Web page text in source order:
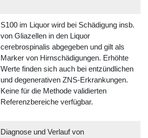
S100 im Liquor wird bei Schädigung insb.
von Gliazellen in den Liquor
cerebrospinalis abgegeben und gilt als
Marker von Hirnschädigungen. Erhöhte
Werte finden sich auch bei entzündlichen
und degenerativen ZNS-Erkrankungen.
Keine für die Methode validierten
Referenzbereiche verfügbar.
Diagnose und Verlauf von